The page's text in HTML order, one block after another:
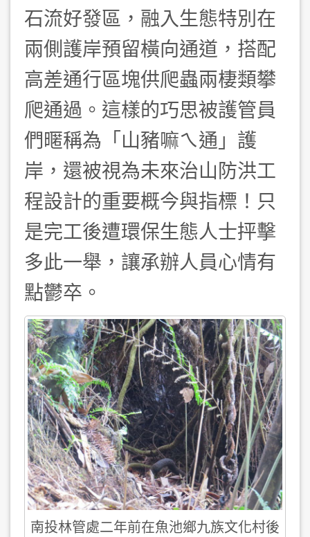
石流好發區，融入生態特別在
兩側護岸預留橫向通道，搭配
高差通行區塊供爬蟲兩棲類攀
爬通過。這樣的巧思被護管員
們暱稱為「山豬嘛ㄟ通」護
岸，還被視為未來治山防洪工
程設計的重要概今與指標！只
是完工後遭環保生態人士抨擊
多此一舉，讓承辦人員心情有
點鬱卒。
南投林管處二年前在魚池鄉九族文化村後